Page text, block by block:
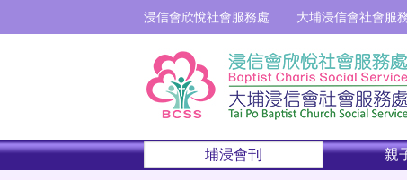
浸信會欣悅社會服務處 大埔浸信會社會服
埔浸會刊 親